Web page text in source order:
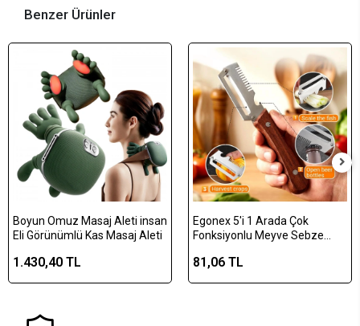
Benzer Ürünler
Boyun Omuz Masaj Aleti insan
Eli Görünümlü Kas Masaj Aleti
1.430,40 TL
Egonex 5'i 1 Arada Çok
Fonksiyonlu Meyve Sebze
Şişe Açacağı – Ahşap Saplı
81,06 TL